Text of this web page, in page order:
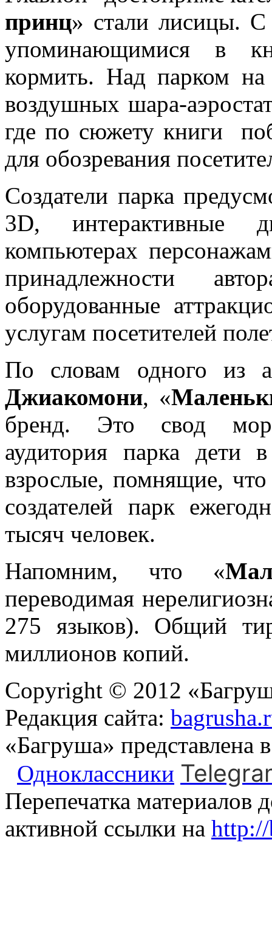
принц» стали лисицы.
упоминающимися в
кормить. Над парком
воздушных шара-
где по сюжету книги
для обозревания
Создатели парка
3D, интерактивные
компьютерах
принадлежности
оборудованные
услугам посетителей
По словам одного из
Джиакомони, «
бренд. Это свод
аудитория парка
взрослые, помнящие,
создателей парк
тысяч человек.
Напомним, что «
переводимая
275 языков). Общий
миллионов копий.
Copyright © 2012
Редакция сайта:
«Багруша» представлена
Одноклассники
Перепечатка материалов
активной ссылки на http://